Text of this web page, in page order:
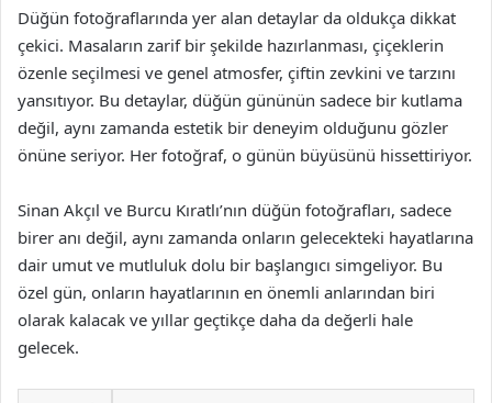
Düğün fotoğraflarında yer alan detaylar da oldukça dikkat
çekici. Masaların zarif bir şekilde hazırlanması, çiçeklerin
özenle seçilmesi ve genel atmosfer, çiftin zevkini ve tarzını
yansıtıyor. Bu detaylar, düğün gününün sadece bir kutlama
değil, aynı zamanda estetik bir deneyim olduğunu gözler
önüne seriyor. Her fotoğraf, o günün büyüsünü hissettiriyor.
Sinan Akçıl ve Burcu Kıratlı’nın düğün fotoğrafları, sadece
birer anı değil, aynı zamanda onların gelecekteki hayatlarına
dair umut ve mutluluk dolu bir başlangıcı simgeliyor. Bu
özel gün, onların hayatlarının en önemli anlarından biri
olarak kalacak ve yıllar geçtikçe daha da değerli hale
gelecek.